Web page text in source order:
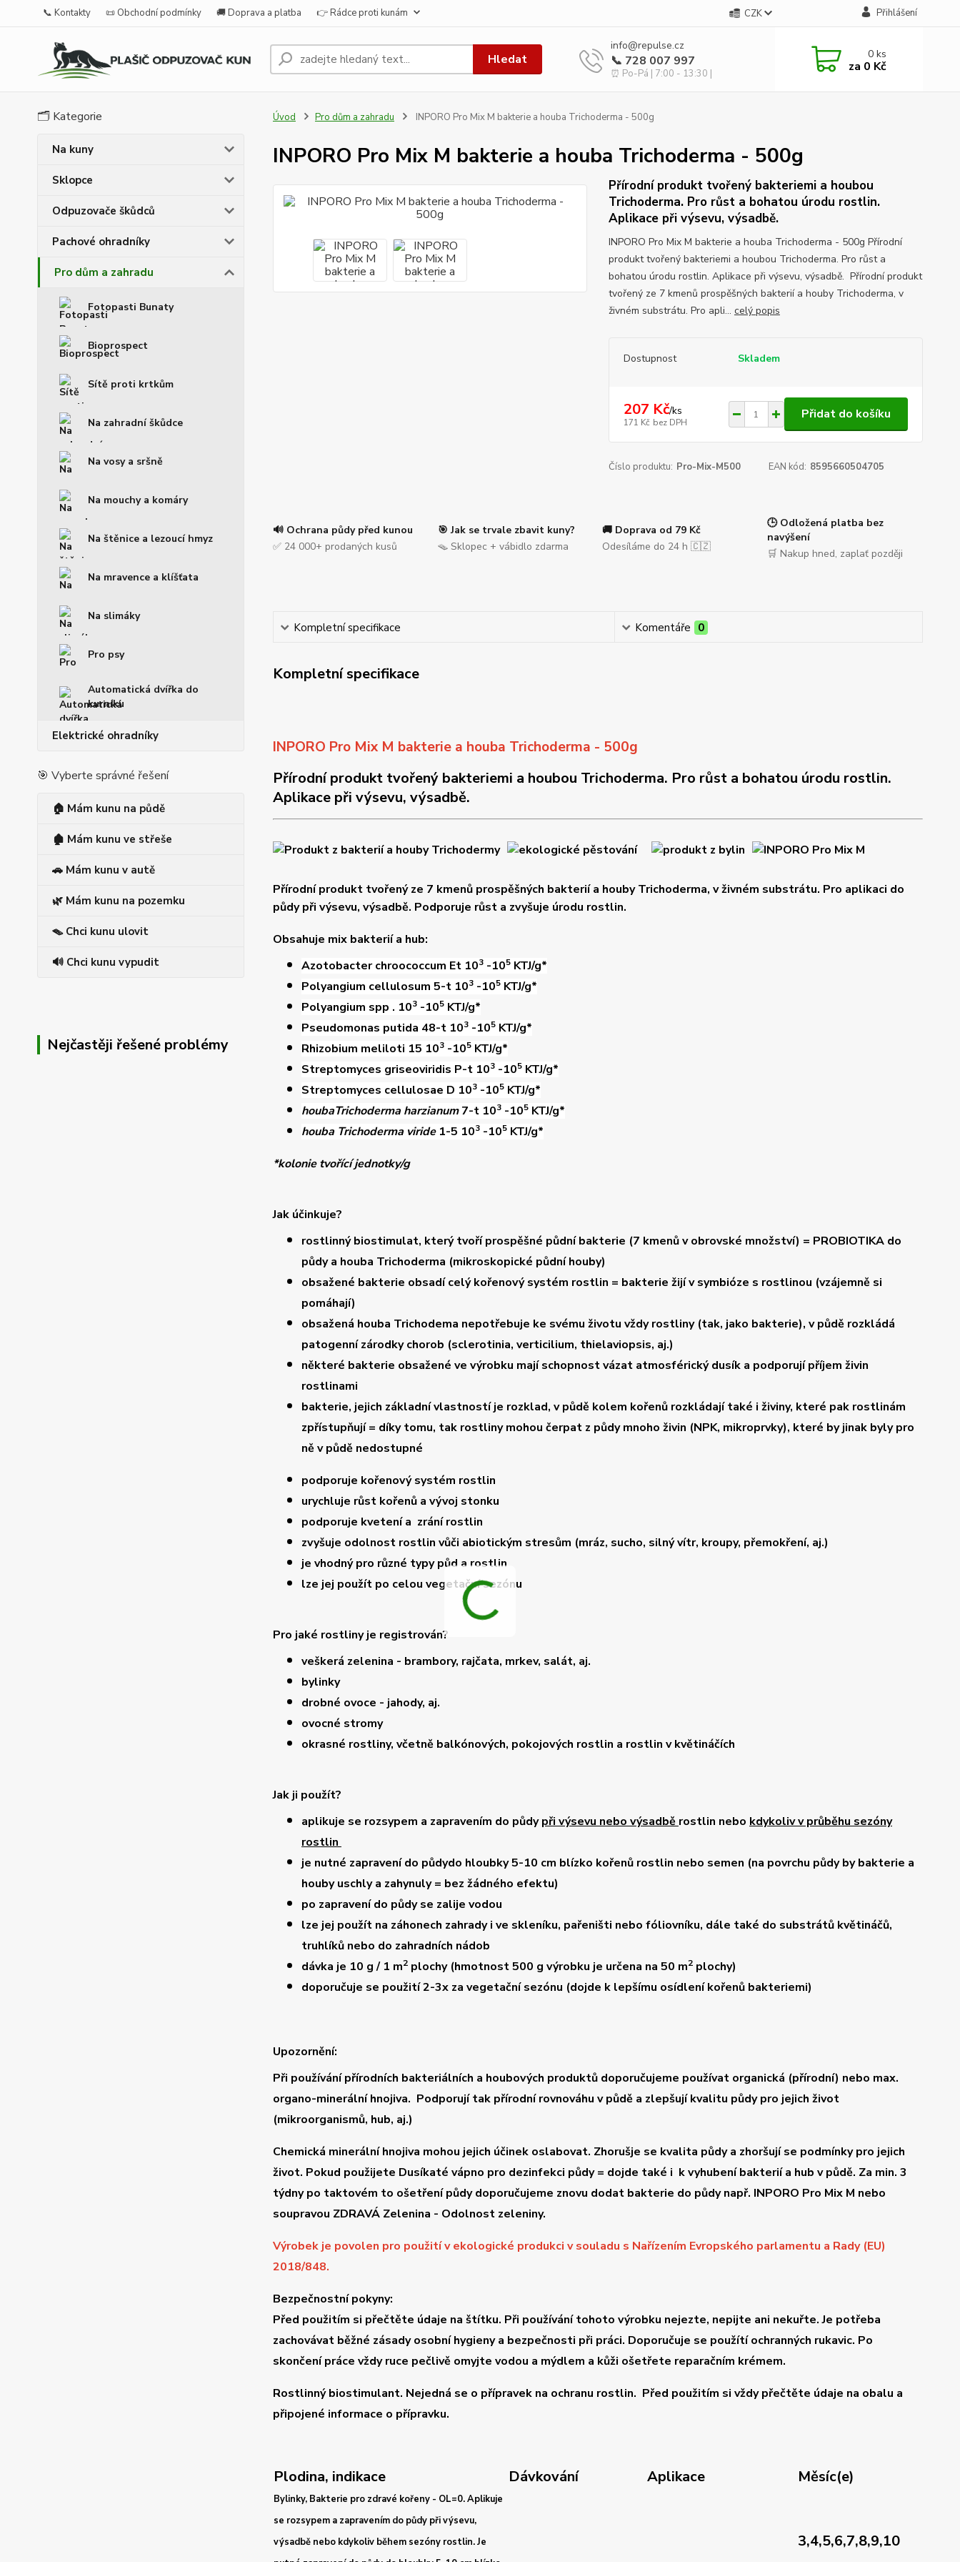
📞 Kontakty 📜 Obchodní podmínky 🚚 Doprava a platba 👉 Rádce proti kunám CZK Přihlášení
Hledat
info@repulse.cz
📞 728 007 997
⏰ Po-Pá | 7:00 - 13:30 |
0ks
za 0 Kč
🗂️ Kategorie
Na kuny
Sklopce
Odpuzovače škůdců
Pachové ohradníky
Pro dům a zahradu
Fotopasti Bunaty
Bioprospect
Sítě proti krtkům
Na zahradní škůdce
Na vosy a sršně
Na mouchy a komáry
Na štěnice a lezoucí hmyz
Na mravence a klíšťata
Na slimáky
Pro psy
Automatická dvířka do
kurníku
Elektrické ohradníky
🎯 Vyberte správné řešení
🏠 Mám kunu na půdě
🏚️ Mám kunu ve střeše
🚗 Mám kunu v autě
🌿 Mám kunu na pozemku
🪤 Chci kunu ulovit
🔊 Chci kunu vypudit
Nejčastěji řešené problémy
Úvod Pro dům a zahradu INPORO Pro Mix M bakterie a houba Trichoderma - 500g
INPORO Pro Mix M bakterie a houba Trichoderma - 500g
Přírodní produkt tvořený bakteriemi a houbou
Trichoderma. Pro růst a bohatou úrodu rostlin.
Aplikace při výsevu, výsadbě.
INPORO Pro Mix M bakterie a houba Trichoderma - 500g Přírodní
produkt tvořený bakteriemi a houbou Trichoderma. Pro růst a
bohatou úrodu rostlin. Aplikace při výsevu, výsadbě. Přírodní produkt
tvořený ze 7 kmenů prospěšných bakterií a houby Trichoderma, v
živném substrátu. Pro apli... celý popis
Dostupnost Skladem
207 Kč/ks
171 Kč bez DPH
Přidat do košíku
Číslo produktu: Pro-Mix-M500 EAN kód: 8595660504705
🔊 Ochrana půdy před kunou
✅ 24 000+ prodaných kusů
🎯 Jak se trvale zbavit kuny?
🪤 Sklopec + vábidlo zdarma
🚚 Doprava od 79 Kč
Odesíláme do 24 h 🇨🇿
🕒 Odložená platba bez
navýšení
🛒 Nakup hned, zaplať později
Kompletní specifikace Komentáře 0
Kompletní specifikace
INPORO Pro Mix M bakterie a houba Trichoderma - 500g
Přírodní produkt tvořený bakteriemi a houbou Trichoderma. Pro růst a bohatou úrodu rostlin.
Aplikace při výsevu, výsadbě.
Přírodní produkt tvořený ze 7 kmenů prospěšných bakterií a houby Trichoderma, v živném substrátu. Pro aplikaci do
půdy při výsevu, výsadbě. Podporuje růst a zvyšuje úrodu rostlin.
Obsahuje mix bakterií a hub:
Azotobacter chroococcum Et 103-105KTJ/g*
Polyangium cellulosum 5-t 103-105KTJ/g*
Polyangium spp . 103-105KTJ/g*
Pseudomonas putida 48-t 103-105KTJ/g*
Rhizobium meliloti 15 103-105KTJ/g*
Streptomyces griseoviridis P-t 103-105KTJ/g*
Streptomyces cellulosae D 103-105KTJ/g*
houbaTrichoderma harzianum7-t 103-105KTJ/g*
houba Trichoderma viride1-5 103-105KTJ/g*
*kolonie tvořící jednotky/g
Jak účinkuje?
rostlinný biostimulat, který tvoří prospěšné půdní bakterie (7 kmenů v obrovské množství) = PROBIOTIKA do
půdy a houba Trichoderma (mikroskopické půdní houby)
obsažené bakterie obsadí celý kořenový systém rostlin = bakterie žijí v symbióze s rostlinou (vzájemně si
pomáhají)
obsažená houba Trichodema nepotřebuje ke svému životu vždy rostliny (tak, jako bakterie), v půdě rozkládá
patogenní zárodky chorob (sclerotinia, verticilium, thielaviopsis, aj.)
některé bakterie obsažené ve výrobku majíschopnost vázat atmosférický dusíka podporují příjem živin
rostlinami
bakterie, jejich základní vlastností je rozklad, v půdě kolem kořenů rozkládají také i živiny, které pak rostlinám
zpřístupňují = díky tomu, tak rostliny mohou čerpat z půdy mnoho živin (NPK, mikroprvky), které by jinak byly pro
ně v půdě nedostupné
podporuje kořenový systém rostlin
urychluje růst kořenů a vývoj stonku
podporuje kvetení a zrání rostlin
zvyšuje odolnost rostlin vůči abiotickým stresům (mráz, sucho, silný vítr, kroupy, přemokření, aj.)
je vhodný pro různé typy půd a rostlin
lze jej použít po celou vegetační sezónu
Pro jaké rostliny je registrován?
veškerá zelenina - brambory, rajčata, mrkev, salát, aj.
bylinky
drobné ovoce - jahody, aj.
ovocné stromy
okrasné rostliny, včetně balkónových, pokojových rostlin a rostlin v květináčích
Jak ji použít?
aplikuje se rozsypem a zapravením do půdypři výsevu nebo výsadbě rostlin nebo kdykoliv v průběhu sezóny
rostlin
je nutné zapravení do půdydo hloubky 5-10 cm blízko kořenů rostlin nebo semen (na povrchu půdy by bakterie a
houby uschly a zahynuly = bez žádného efektu)
po zapravení do půdy se zalije vodou
lze jej použít na záhonech zahrady i ve skleníku, pařeništi nebo fóliovníku, dále také do substrátů květináčů,
truhlíků nebo do zahradních nádob
dávka je 10 g / 1 m2plochy(hmotnost 500 g výrobku je určena na 50 m2plochy)
doporučuje se použití2-3x za vegetační sezónu (dojde k lepšímu osídlení kořenů bakteriemi)
Upozornění:
Při používání přírodních bakteriálních a houbových produktů doporučujeme používat organická (přírodní) nebo max.
organo-minerální hnojiva. Podporují tak přírodní rovnováhu v půdě a zlepšují kvalitu půdy pro jejich život
(mikroorganismů, hub, aj.)
Chemická minerální hnojiva mohou jejich účinek oslabovat. Zhorušje se kvalita půdy a zhoršují se podmínky pro jejich
život. Pokud použijete Dusíkaté vápno pro dezinfekci půdy = dojde také i k vyhubení bakterií a hub v půdě. Za min. 3
týdny po taktovém to ošetření půdy doporučujeme znovu dodat bakterie do půdy např. INPORO Pro Mix M nebo
soupravou ZDRAVÁ Zelenina - Odolnost zeleniny.
Výrobek je povolen pro použití v ekologické produkci v souladu s Nařízením Evropského parlamentu a Rady (EU)
2018/848.
Bezpečnostní pokyny:
Před použitím si přečtěte údaje na štítku. Při používání tohoto výrobku nejezte, nepijte ani nekuřte. Je potřeba
zachovávat běžné zásady osobní hygieny a bezpečnosti při práci. Doporučuje se použítí ochranných rukavic. Po
skončení práce vždy ruce pečlivě omyjte vodou a mýdlem a kůži ošetřete reparačním krémem.
Rostlinný biostimulant. Nejedná se o přípravek na ochranu rostlin. Před použitím si vždy přečtěte údaje na obalu a
připojené informace o přípravku.
Plodina, indikace Dávkování Aplikace Měsíc(e)
Bylinky,Bakterie pro zdravé kořeny - OL=0. Aplikuje
se rozsypem a zapravením do půdy při výsevu,
výsadbě nebo kdykoliv během sezóny rostlin. Je
3,4,5,6,7,8,9,10